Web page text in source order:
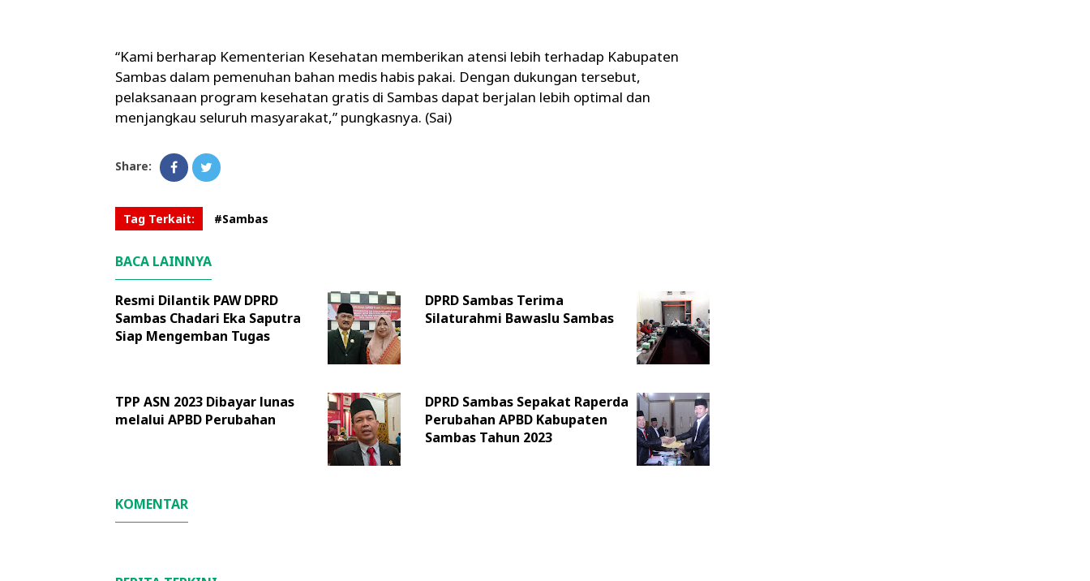
“Kami berharap Kementerian Kesehatan memberikan atensi lebih terhadap Kabupaten
Sambas dalam pemenuhan bahan medis habis pakai. Dengan dukungan tersebut,
pelaksanaan program kesehatan gratis di Sambas dapat berjalan lebih optimal dan
menjangkau seluruh masyarakat,” pungkasnya. (Sai)
Share:
Tag Terkait: #Sambas
BACA LAINNYA
Resmi Dilantik PAW DPRD
Sambas Chadari Eka Saputra
Siap Mengemban Tugas
DPRD Sambas Terima
Silaturahmi Bawaslu Sambas
TPP ASN 2023 Dibayar lunas
melalui APBD Perubahan
DPRD Sambas Sepakat Raperda
Perubahan APBD Kabupaten
Sambas Tahun 2023
KOMENTAR